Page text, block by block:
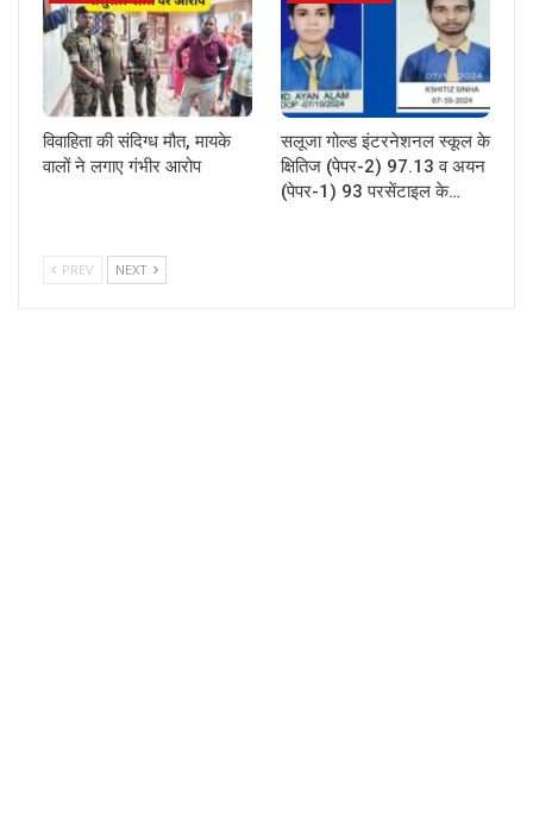
विवाहिता की संदिग्ध मौत, मायके
वालों ने लगाए गंभीर आरोप
सलूजा गोल्ड इंटरनेशनल स्कूल के
क्षितिज (पेपर-2) 97.13 व अयन
(पेपर-1) 93 परसेंटाइल के…
PREV NEXT